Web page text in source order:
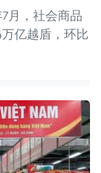
月，社会商品
亿越盾，环比